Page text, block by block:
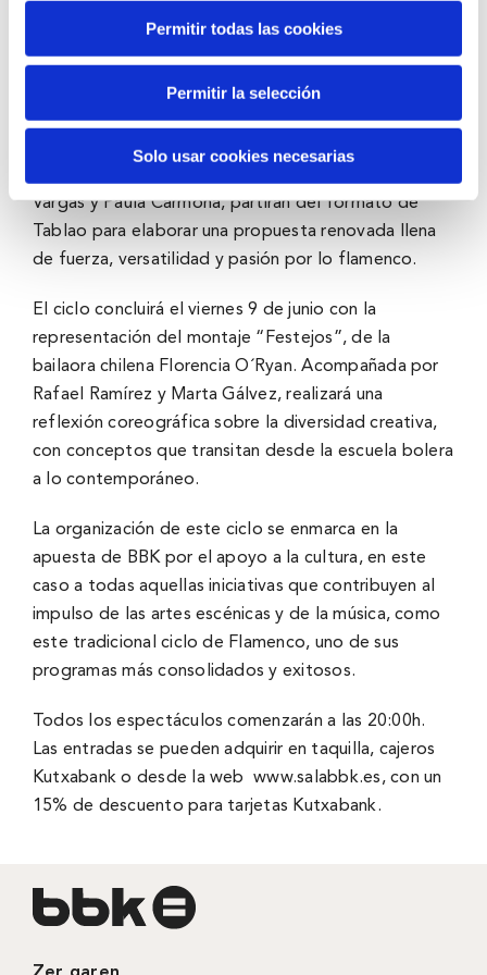
Permitir todas las cookies
Permitir la selección
Solo usar cookies necesarias
El viernes 19 de mayo se pondrá en escena la
segunda producción propia de Flamenco BBK que,
bajo el título “Savia nueva”, pretende dar a conocer
a los nuevos talentos del baile. En esta ocasión, tres
Vargas y Paula Carmona, partirán del formato de
Tablao para elaborar una propuesta renovada llena
de fuerza, versatilidad y pasión por lo flamenco.
El ciclo concluirá el viernes 9 de junio con la
representación del montaje “Festejos”, de la
bailaora chilena Florencia O´Ryan. Acompañada por
Rafael Ramírez y Marta Gálvez, realizará una
reflexión coreográfica sobre la diversidad creativa,
con conceptos que transitan desde la escuela bolera
a lo contemporáneo.
La organización de este ciclo se enmarca en la
apuesta de BBK por el apoyo a la cultura, en este
caso a todas aquellas iniciativas que contribuyen al
impulso de las artes escénicas y de la música, como
este tradicional ciclo de Flamenco, uno de sus
programas más consolidados y exitosos.
Todos los espectáculos comenzarán a las 20:00h.
Las entradas se pueden adquirir en taquilla, cajeros
Kutxabank o desde la webwww.salabbk.es,con un
15% de descuento para tarjetas Kutxabank.